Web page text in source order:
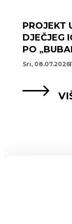
PROJEKT
DJEČJEG
PO
Sri, 08.07.2026